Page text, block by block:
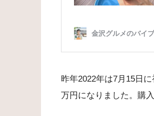
昨年2022年は7月15日
万円になりました。購